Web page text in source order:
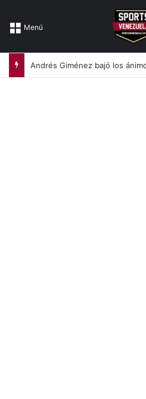
Menú
Andrés Giménez bajó los